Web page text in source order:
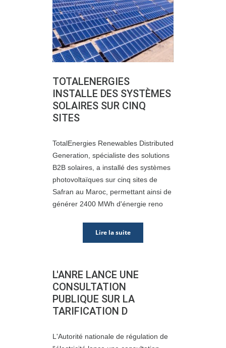
TOTALENERGIES
INSTALLE DES SYSTÈMES
SOLAIRES SUR CINQ
SITES
TotalEnergies Renewables Distributed
Generation, spécialiste des solutions
B2B solaires, a installé des systèmes
photovoltaïques sur cinq sites de
Safran au Maroc, permettant ainsi de
générer 2400 MWh d'énergie reno
Lire la suite
L'ANRE LANCE UNE
CONSULTATION
PUBLIQUE SUR LA
TARIFICATION D
L'Autorité nationale de régulation de